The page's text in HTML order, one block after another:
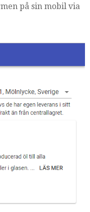
på sin mobil via